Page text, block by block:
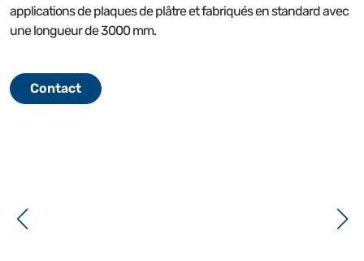
applications de plaques de plâtre et fabriqués en standard avec
une longueur de 3000 mm.
Contact